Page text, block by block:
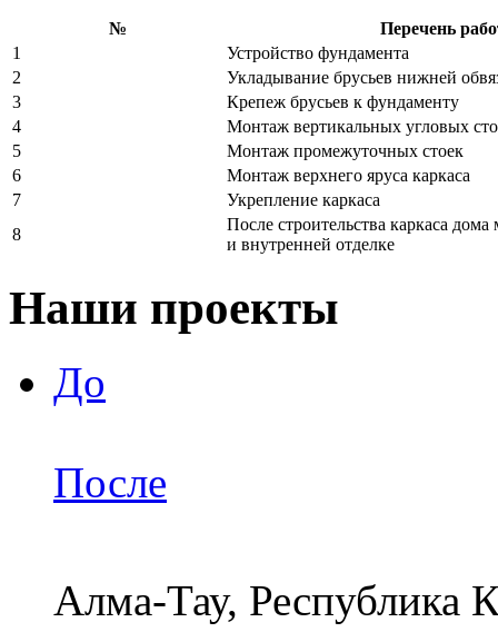
№
Перечень
1
Устройство фундамента
2
Укладывание брусьев нижней
3
Крепеж брусьев к фундаменту
4
Монтаж вертикальных угловых
5
Монтаж промежуточных стоек
6
Монтаж верхнего яруса каркаса
7
Укрепление каркаса
8
После строительства каркаса
и внутренней отделке
Наши проекты
До
После
Алма-Тау, Республика